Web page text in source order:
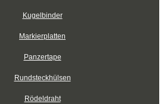
Kugelbinder
Markierplatten
Panzertape
Rundsteckhülsen
Rödeldraht